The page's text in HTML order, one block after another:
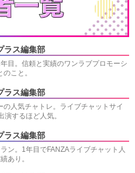
ラス編集部
目。信頼と実績のワンラブプロモーシ
こと。
ラス編集部
人気チャトレ。ライブチャットサイ
演するほど人気。
ラス編集部
ン。1年目でFANZAライブチャット人
あり。